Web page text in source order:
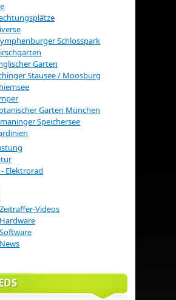
Schlosspark
Garten
Stausee / Moosburg
Garten München
Speichersee
Elektrorad
Videos